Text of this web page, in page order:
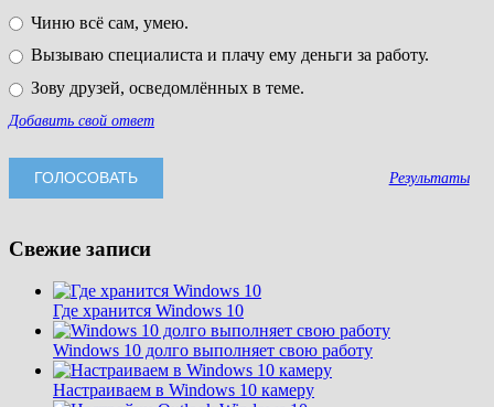
Чиню всё сам, умею.
Вызываю специалиста и плачу ему деньги за работу.
Зову друзей, осведомлённых в теме.
Добавить свой ответ
Результаты
Свежие записи
Где хранится Windows 10
Windows 10 долго выполняет свою работу
Настраиваем в Windows 10 камеру